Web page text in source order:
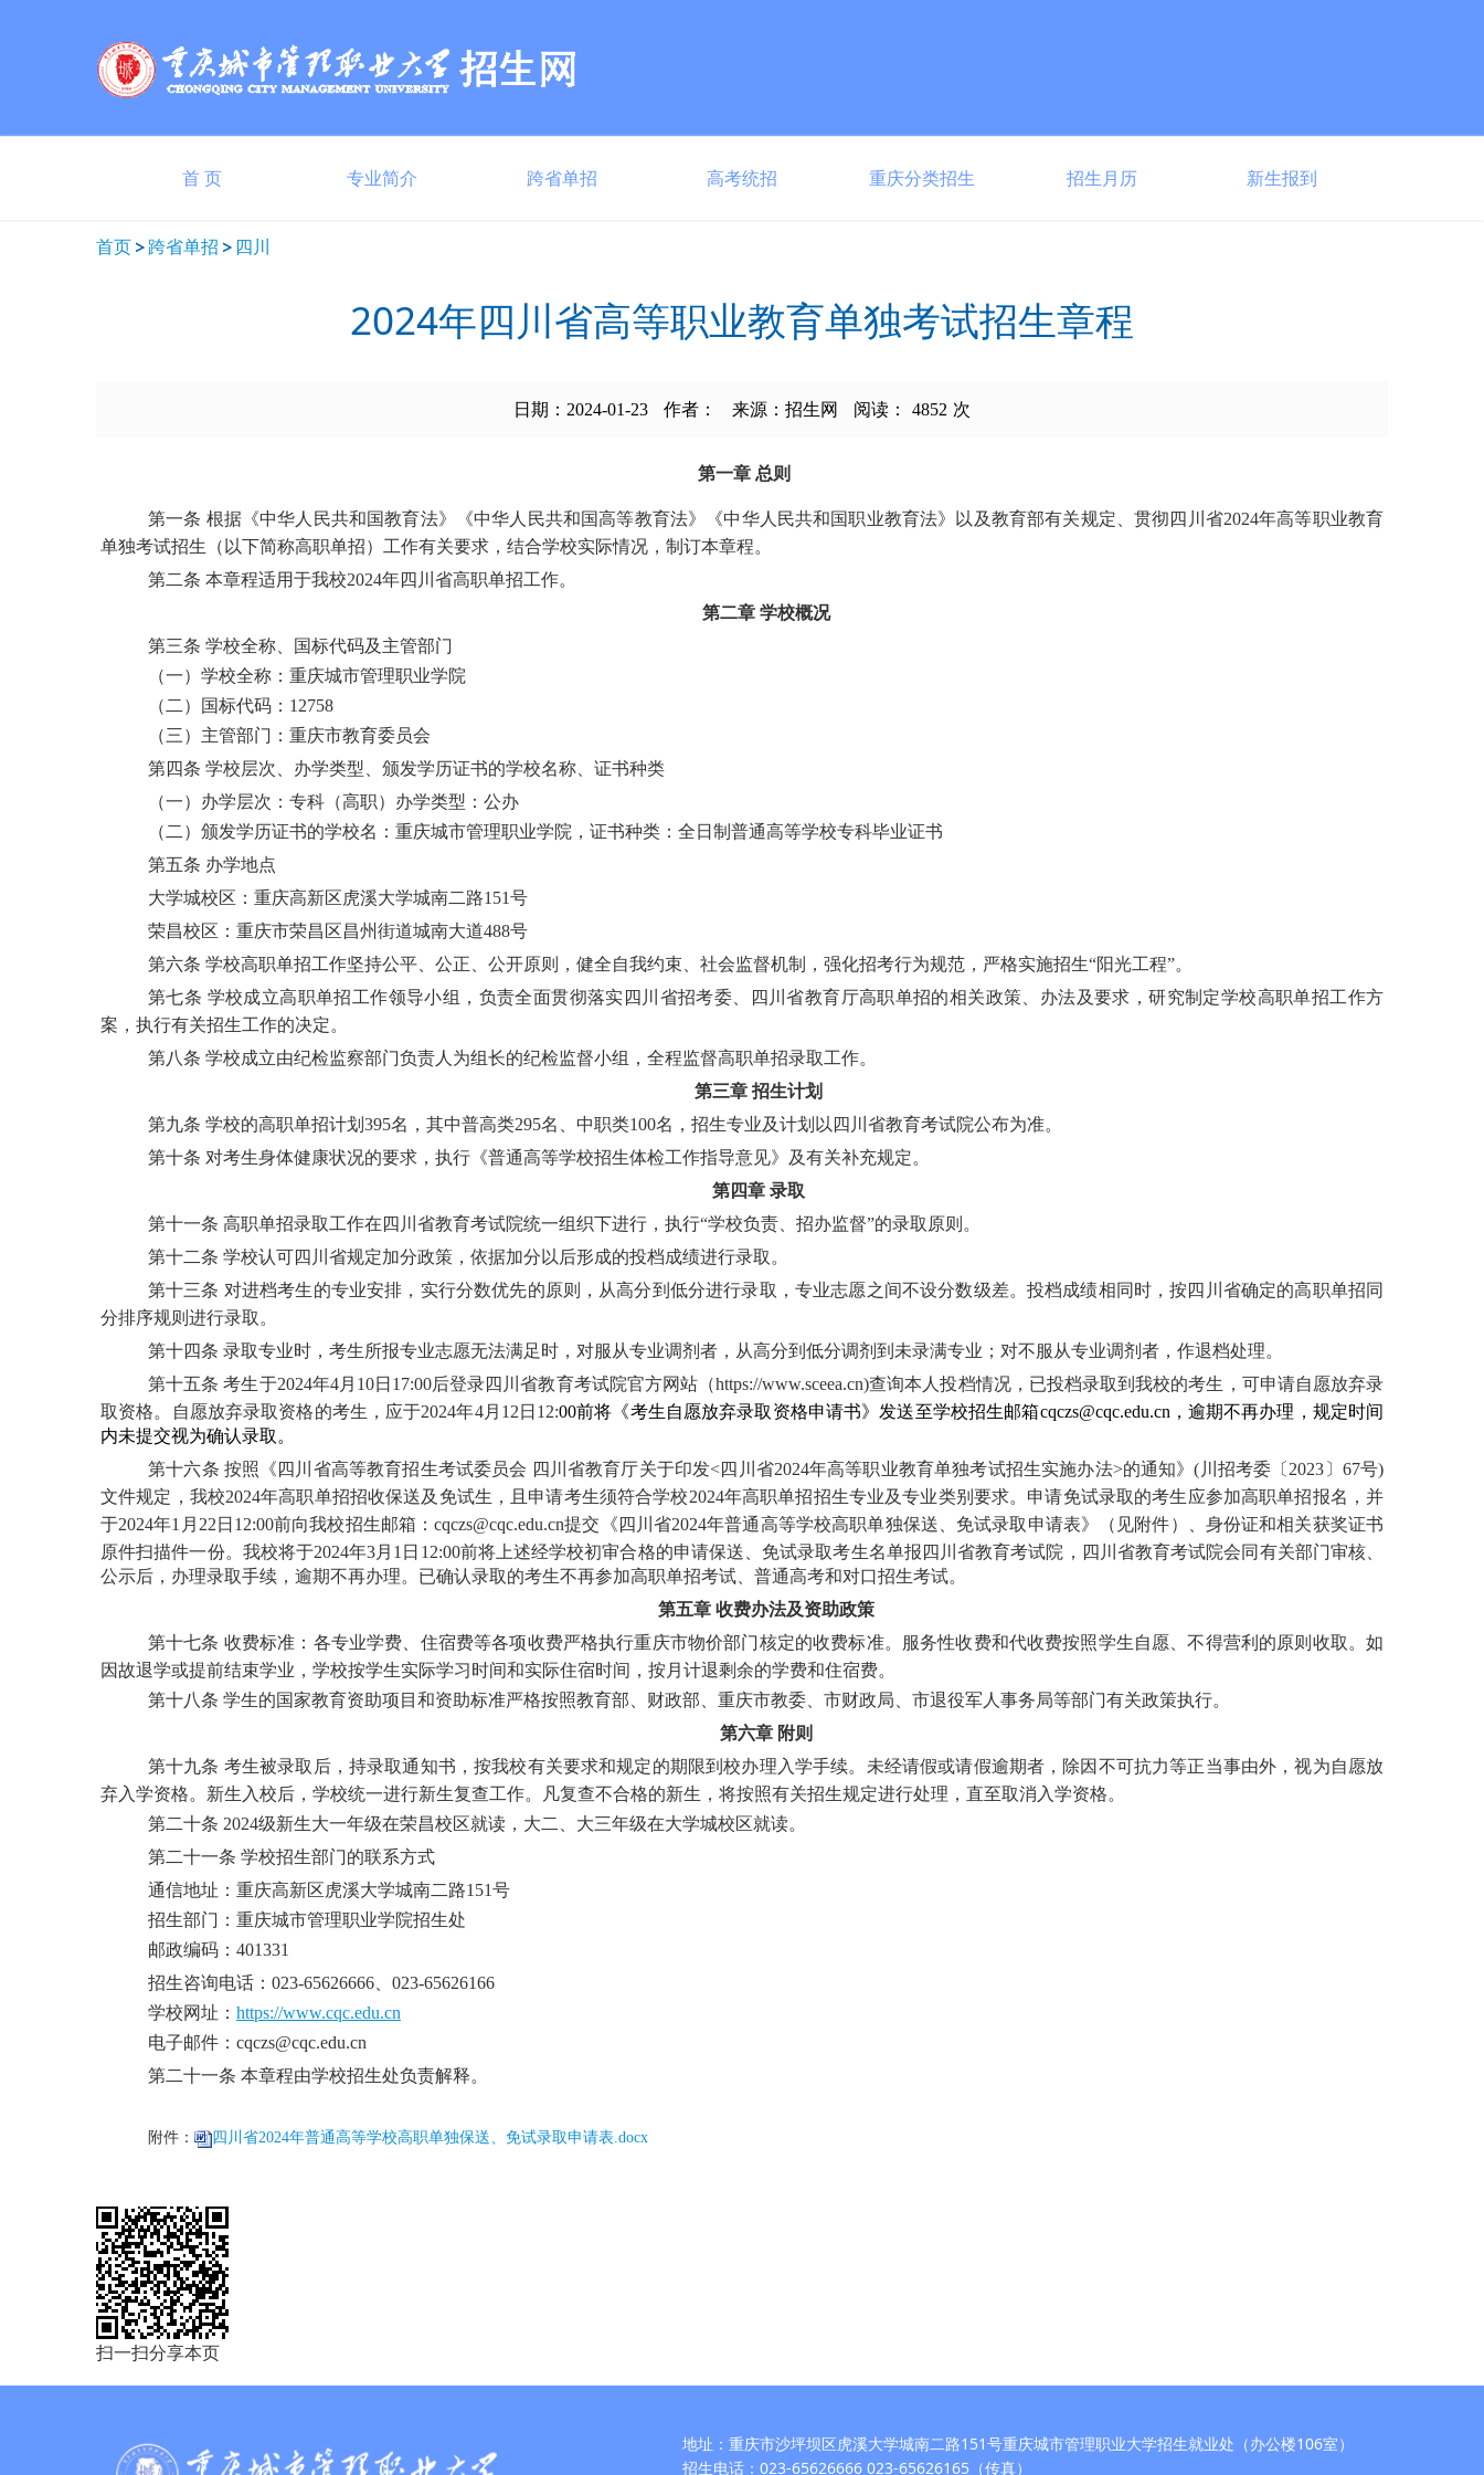
首 页 专业简介 跨省单招 高考统招 重庆分类招生 招生月历 新生报到
首页 跨省单招 四川
2024年四川省高等职业教育单独考试招生章程
日期：2024-01-23 作者： 来源：招生网 阅读： 4852 次
第一章 总则
第一条 根据《中华人民共和国教育法》《中华人民共和国高等教育法》《中华人民共和国职业教育法》以及教育部有关规定、贯彻四川省2024年高等职业教育
单独考试招生（以下简称高职单招）工作有关要求，结合学校实际情况，制订本章程。
第二条 本章程适用于我校2024年四川省高职单招工作。
第二章 学校概况
第三条 学校全称、国标代码及主管部门
（一）学校全称：重庆城市管理职业学院
（二）国标代码： 12758
（三）主管部门：重庆市教育委员会
第四条 学校层次、办学类型、颁发学历证书的学校名称、证书种类
（一）办学层次： 专科（高职） 办学类型：公办
（二） 颁发学历证书的学校名： 重庆城市管理职业学院 ， 证书种类：全日制普通高等学校专科毕业证书
第五条 办学地点
大学城校区：重庆高新区虎溪大学城南二路151号
荣昌校区：重庆市荣昌区昌州街道城南大道488号
第六条 学校高职单招工作坚持公平、公正、公开原则，健全自我约束、社会监督机制，强化招考行为规范，严格实施招生“阳光工程”。
第七条 学校成立高职单招工作领导小组，负责全面贯彻落实四川省招考委、四川省教育厅高职单招的相关政策、办法及要求，研究制定学校高职单招工作方
案，执行有关招生工作的决定。
第八条 学校成立由纪检监察部门负责人为组长的纪检监督小组，全程监督高职单招录取工作。
第三章 招生计划
第九条 学校的高职单招计划 395名，其中普高类295名、 中职类100名 ，招生专业及计划以四川省教育考试院公布为准。
第十条 对考生身体健康状况的要求，执行《普通高等学校招生体检工作指导意见》及有关补充规定。
第四章 录取
第十一条 高职单招录取工作在四川省教育考试院统一组织下进行，执行“学校负责、招办监督”的录取原则。
第十二条 学校认可四川省规定加分政策，依据加分以后形成的投档成绩进行录取。
第十三条 对进档考生的专业安排，实行分数优先的原则，从高分到低分进行录取，专业志愿之间不设分数级差。投档成绩相同时，按四川省确定的高职单招同
分排序规则进行录取。
第十四条 录取专业时，考生所报专业志愿无法满足时，对服从专业调剂者，从高分到低分调剂到未录满专业；对不服从专业调剂者，作退档处理。
第十五条 考生于2024年4月10日17:00后登录四川省教育考试院官方网站（https://www.sceea.cn)查询本人投档情况，已投档录取到我校的考生，可申请自愿放弃录
取资格。自愿放弃录取资格的考生，应于2024年4月12日12:00前将《考生自愿放弃录取资格申请书》发送至学校招生邮箱cqczs@cqc.edu.cn，逾期不再办理 ， 规定时间
内未提交视为确认录取。
第十六条 按照《四川省高等教育招生考试委员会 四川省教育厅关于印发<四川省2024年高等职业教育单独考试招生实施办法>的通知》(川招考委〔2023〕67号)
文件规定，我校2024年高职单招招收保送及免试生，且申请考生须符合学校2024年高职单招招生专业及专业类别要求。申请免试录取的考生应参加高职单招报名，并
于2024年1月22日12:00前向我校招生邮箱：cqczs@cqc.edu.cn提交《四川省2024年普通高等学校高职单独保送、 免试录取申请表》（见附件）、身份证和相关获奖证书
原件扫描件一份。 我校将于2024年3月1日12:00前将上述经学校初审合格的申请保送、 免试录取考生名单报四川省教育考试院，四川省教育考试院会同有关部门审核、
公示后，办理录取手续，逾期不再办理。已确认录取的考生不再参加高职单招考试、普通高考和对口招生考试。
第五章 收费办法及资助政策
第十七条 收费标准：各专业学费、住宿费等各项收费严格执行重庆市物价部门核定的收费标准。服务性收费和代收费按照学生自愿、不得营利的原则收取。如
因故退学或提前结束学业，学校按学生实际学习时间和实际住宿时间，按月计退剩余的学费和住宿费。
第十八条 学生的国家教育资助项目和资助标准严格按照教育部、财政部、 重庆市教委 市财政局 市退役军人事务局等部门有关政策执行。
第六章 附则
第十九条 考生被录取后，持录取通知书，按我校有关要求和规定的期限到校办理入学手续。未经请假或请假逾期者，除因不可抗力等正当事由外，视为自愿放
弃入学资格。新生入校后，学校统一进行新生复查工作。凡复查不合格的新生，将按照有关招生规定进行处理，直至取消入学资格。
第二十条 2024级新生大一年级在荣昌校区就读， 大二、 大三年级在大学城校区就读。
第二十一条 学校招生部门的联系方式
通信地址： 重庆高新区虎溪大学城南二路151号
招生部门：重庆城市管理职业学院招生处
邮政编码： 401331
招生咨询电话： 023-65626666、023-65626166
学校网址： https://www.cqc.edu.cn
电子邮件： cqczs@cqc.edu.cn
第二十一条 本章程由学校招生处负责解释。
附件： 四川省2024年普通高等学校高职单独保送、免试录取申请表.docx
扫一扫分享本页
地址：重庆市沙坪坝区虎溪大学城南二路151号重庆城市管理职业大学招生就业处（办公楼106室）
招生电话：023-65626666 023-65626165（传真）